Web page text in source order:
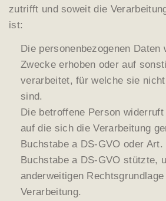
zutrifft und soweit die
ist:
Die personenbezogenen Daten
Zwecke erhoben oder auf
verarbeitet, für welche sie
sind.
Die betroffene Person
auf die sich die Verarbeitung
Buchstabe a DS-GVO oder Art.
Buchstabe a DS-GVO stützte,
anderweitigen
Verarbeitung.